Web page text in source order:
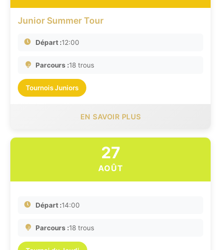
Junior Summer Tour
Départ :12:00
Parcours :18 trous
Tournois Juniors
EN SAVOIR PLUS
27
AOÛT
Départ :14:00
Parcours :18 trous